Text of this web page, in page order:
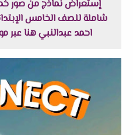
إستعراض نماذج من صور
احمد عبدالنبي هنا عبر